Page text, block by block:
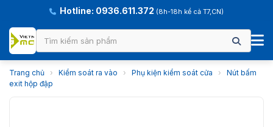
Hotline: 0936.611.372 (8h-18h kể cả T7,CN)
Trang chủ › Kiểm soát ra vào › Phụ kiện kiểm soát cửa ›
Nút bấm
exit hộp đập